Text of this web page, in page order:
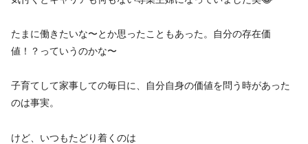
たまに働きたいな〜とか思ったこともあった。自分の存在価
値！？っていうのかな〜
子育てして家事しての毎日に、自分自身の価値を問う時があった
のは事実。
けど、いつもたどり着くのは